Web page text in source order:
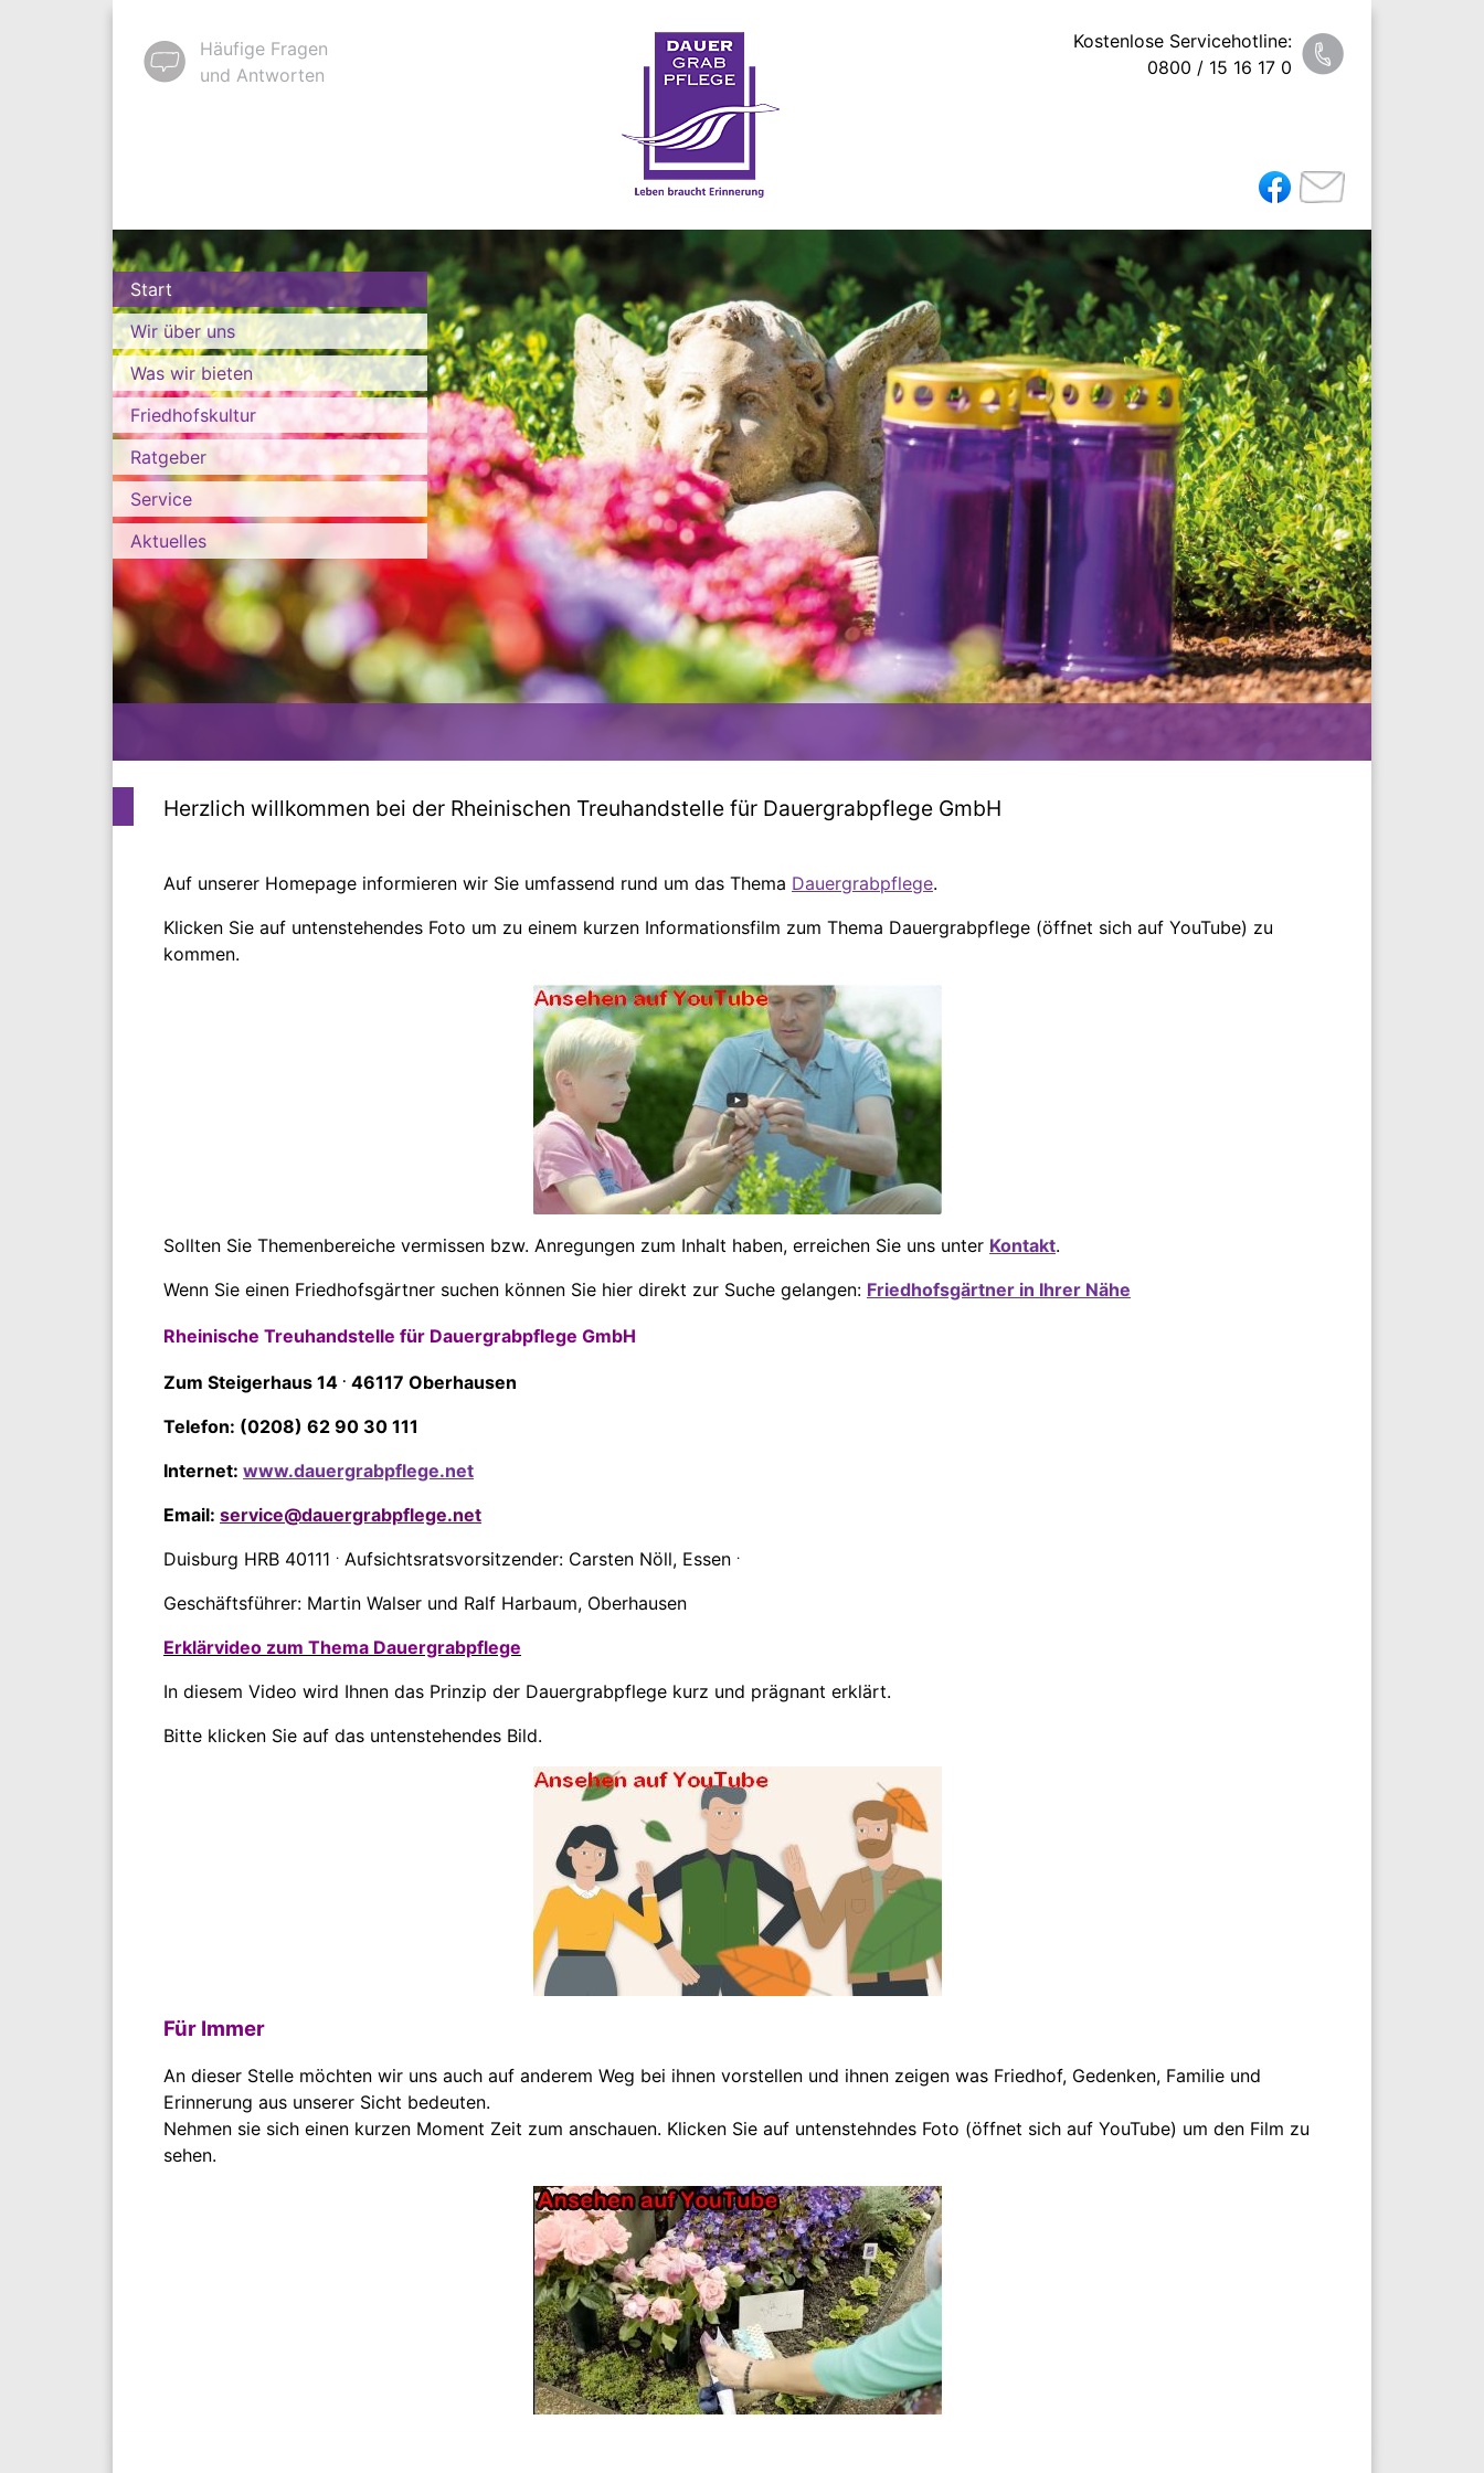
Häufige Fragen
und Antworten
Kostenlose Servicehotline:
0800 / 15 16 17 0
Start
Wir über uns
Was wir bieten
Friedhofskultur
Ratgeber
Service
Aktuelles
Herzlich willkommen bei der Rheinischen Treuhandstelle für Dauergrabpflege GmbH
Auf unserer Homepage informieren wir Sie umfassend rund um das Thema Dauergrabpflege.
Klicken Sie auf untenstehendes Foto um zu einem kurzen Informationsfilm zum Thema Dauergrabpflege (öffnet sich auf YouTube) zu
kommen.
Sollten Sie Themenbereiche vermissen bzw. Anregungen zum Inhalt haben, erreichen Sie uns unter Kontakt.
Wenn Sie einen Friedhofsgärtner suchen können Sie hier direkt zur Suche gelangen: Friedhofsgärtner in Ihrer Nähe
Rheinische Treuhandstelle für Dauergrabpflege GmbH
Zum Steigerhaus 14 . 46117 Oberhausen
Telefon: (0208) 62 90 30 111
Internet: www.dauergrabpflege.net
Email: service@dauergrabpflege.net
Duisburg HRB 40111 . Aufsichtsratsvorsitzender: Carsten Nöll, Essen .
Geschäftsführer: Martin Walser und Ralf Harbaum, Oberhausen
Erklärvideo zum Thema Dauergrabpflege
In diesem Video wird Ihnen das Prinzip der Dauergrabpflege kurz und prägnant erklärt.
Bitte klicken Sie auf das untenstehendes Bild.
Für Immer
An dieser Stelle möchten wir uns auch auf anderem Weg bei ihnen vorstellen und ihnen zeigen was Friedhof, Gedenken, Familie und
Erinnerung aus unserer Sicht bedeuten.
Nehmen sie sich einen kurzen Moment Zeit zum anschauen. Klicken Sie auf untenstehndes Foto (öffnet sich auf YouTube) um den Film zu
sehen.